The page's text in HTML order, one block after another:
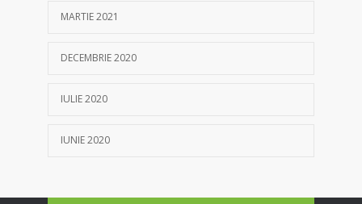
MARTIE 2021
DECEMBRIE 2020
IULIE 2020
IUNIE 2020